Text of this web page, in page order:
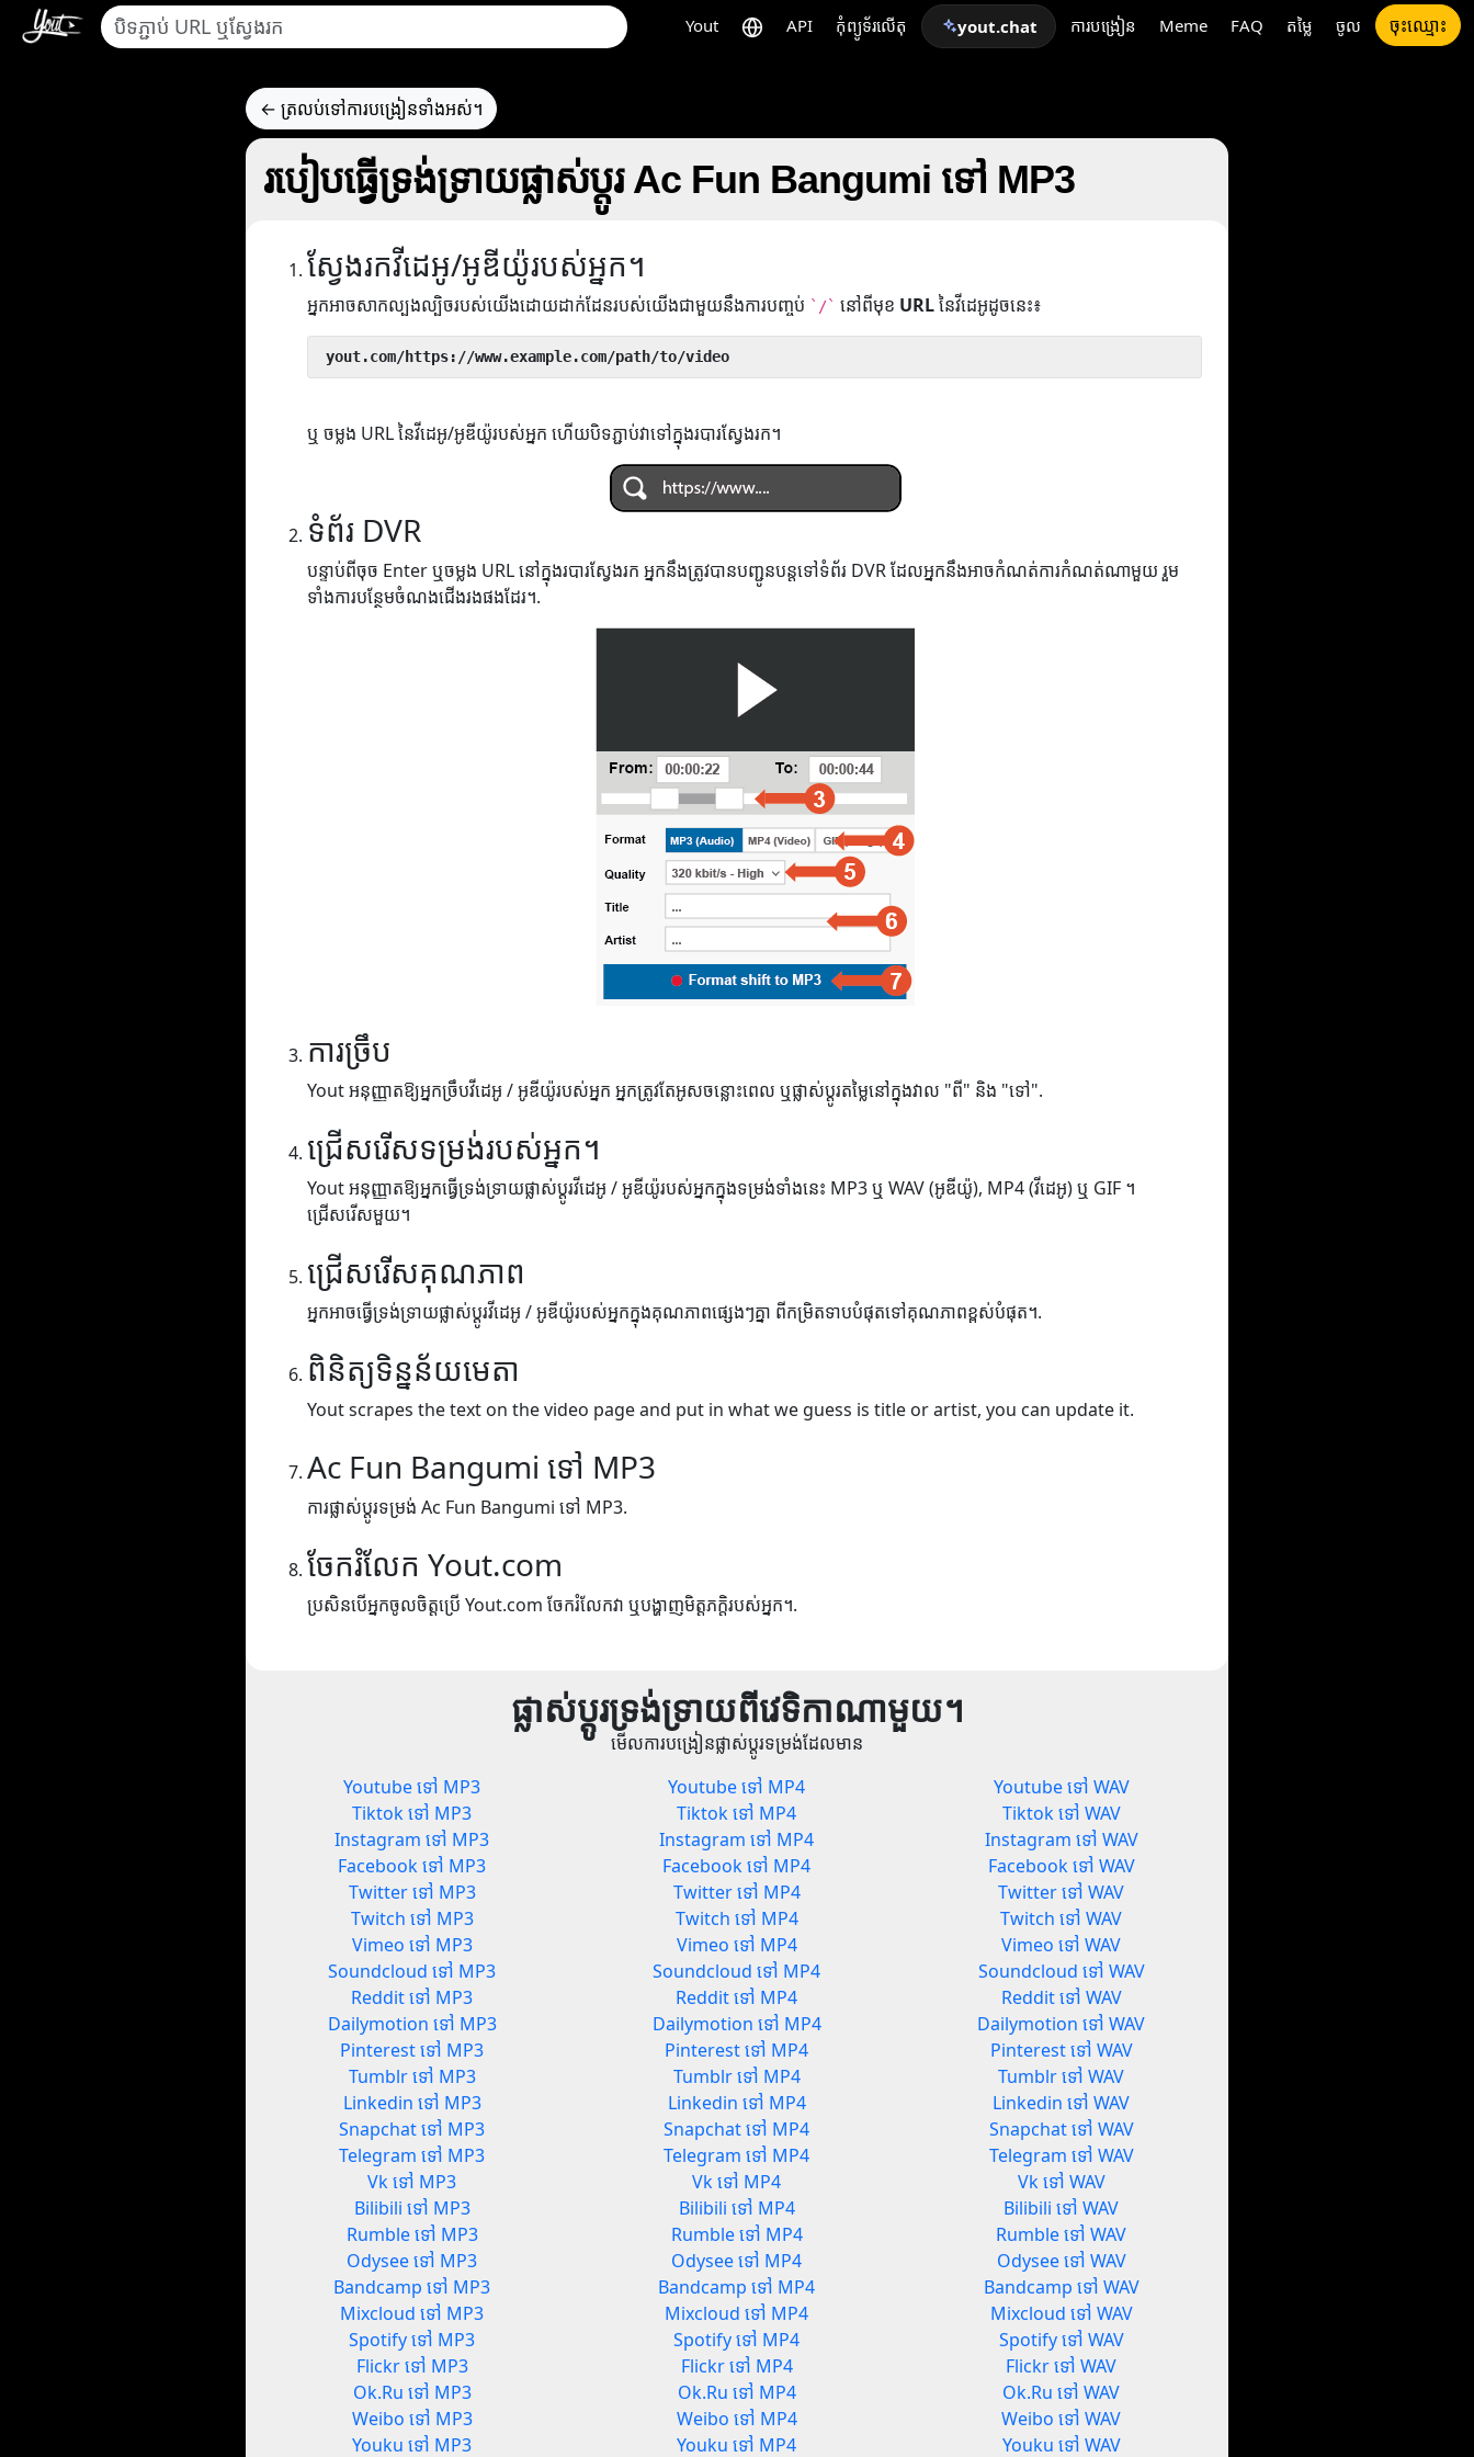
Yout API កុំព្យូទ័រលើតុ yout.chat ការបង្រៀន Meme FAQ តម្លៃ ចូល ចុះឈ្មោះ
← ត្រលប់ទៅការបង្រៀនទាំងអស់។
របៀបធ្វើទ្រង់ទ្រាយផ្លាស់ប្តូរ Ac Fun Bangumi ទៅ MP3
ស្វែងរកវីដេអូ/អូឌីយ៉ូរបស់អ្នក។
អ្នកអាចសាកល្បងល្បិចរបស់យើងដោយដាក់ដែនរបស់យើងជាមួយនឹងការបញ្ចប់ `/` នៅពីមុខ URLនៃវីដេអូដូចនេះ៖
yout.com/https://www.example.com/path/to/video
ឬ ចម្លង URL នៃវីដេអូ/អូឌីយ៉ូរបស់អ្នក ហើយបិទភ្ជាប់វាទៅក្នុងរបារស្វែងរក។
ទំព័រ DVR
បន្ទាប់ពីចុច Enter ឬចម្លង URL នៅក្នុងរបារស្វែងរក អ្នកនឹងត្រូវបានបញ្ជូនបន្តទៅទំព័រ DVR ដែលអ្នកនឹងអាចកំណត់ការកំណត់ណាមួយ រួម
ទាំងការបន្ថែមចំណងជើងរងផងដែរ។.
ការច្រឹប
Yout អនុញ្ញាតឱ្យអ្នកច្រឹបវីដេអូ / អូឌីយ៉ូរបស់អ្នក អ្នកត្រូវតែអូសចន្លោះពេល ឬផ្លាស់ប្តូរតម្លៃនៅក្នុងវាល "ពី" និង "ទៅ".
ជ្រើសរើសទម្រង់របស់អ្នក។
Yout អនុញ្ញាតឱ្យអ្នកធ្វើទ្រង់ទ្រាយផ្លាស់ប្តូរវីដេអូ / អូឌីយ៉ូរបស់អ្នកក្នុងទម្រង់ទាំងនេះ MP3 ឬ WAV (អូឌីយ៉ូ), MP4 (វីដេអូ) ឬ GIF ។
ជ្រើសរើសមួយ។
ជ្រើសរើសគុណភាព
អ្នកអាចធ្វើទ្រង់ទ្រាយផ្លាស់ប្តូរវីដេអូ / អូឌីយ៉ូរបស់អ្នកក្នុងគុណភាពផ្សេងៗគ្នា ពីកម្រិតទាបបំផុតទៅគុណភាពខ្ពស់បំផុត។.
ពិនិត្យទិន្នន័យមេតា
Yout scrapes the text on the video page and put in what we guess is title or artist, you can update it.
Ac Fun Bangumi ទៅ MP3
ការផ្លាស់ប្តូរទម្រង់ Ac Fun Bangumi ទៅ MP3.
ចែករំលែក Yout.com
ប្រសិនបើអ្នកចូលចិត្តប្រើ Yout.com ចែករំលែកវា ឬបង្ហាញមិត្តភក្តិរបស់អ្នក។.
ផ្លាស់ប្តូរទ្រង់ទ្រាយពីវេទិកាណាមួយ។
មើលការបង្រៀនផ្លាស់ប្តូរទម្រង់ដែលមាន
Youtube ទៅ MP3
Tiktok ទៅ MP3
Instagram ទៅ MP3
Facebook ទៅ MP3
Twitter ទៅ MP3
Twitch ទៅ MP3
Vimeo ទៅ MP3
Soundcloud ទៅ MP3
Reddit ទៅ MP3
Dailymotion ទៅ MP3
Pinterest ទៅ MP3
Tumblr ទៅ MP3
Linkedin ទៅ MP3
Snapchat ទៅ MP3
Telegram ទៅ MP3
Vk ទៅ MP3
Bilibili ទៅ MP3
Rumble ទៅ MP3
Odysee ទៅ MP3
Bandcamp ទៅ MP3
Mixcloud ទៅ MP3
Spotify ទៅ MP3
Flickr ទៅ MP3
Ok.Ru ទៅ MP3
Weibo ទៅ MP3
Youku ទៅ MP3
Youtube ទៅ MP4
Tiktok ទៅ MP4
Instagram ទៅ MP4
Facebook ទៅ MP4
Twitter ទៅ MP4
Twitch ទៅ MP4
Vimeo ទៅ MP4
Soundcloud ទៅ MP4
Reddit ទៅ MP4
Dailymotion ទៅ MP4
Pinterest ទៅ MP4
Tumblr ទៅ MP4
Linkedin ទៅ MP4
Snapchat ទៅ MP4
Telegram ទៅ MP4
Vk ទៅ MP4
Bilibili ទៅ MP4
Rumble ទៅ MP4
Odysee ទៅ MP4
Bandcamp ទៅ MP4
Mixcloud ទៅ MP4
Spotify ទៅ MP4
Flickr ទៅ MP4
Ok.Ru ទៅ MP4
Weibo ទៅ MP4
Youku ទៅ MP4
Youtube ទៅ WAV
Tiktok ទៅ WAV
Instagram ទៅ WAV
Facebook ទៅ WAV
Twitter ទៅ WAV
Twitch ទៅ WAV
Vimeo ទៅ WAV
Soundcloud ទៅ WAV
Reddit ទៅ WAV
Dailymotion ទៅ WAV
Pinterest ទៅ WAV
Tumblr ទៅ WAV
Linkedin ទៅ WAV
Snapchat ទៅ WAV
Telegram ទៅ WAV
Vk ទៅ WAV
Bilibili ទៅ WAV
Rumble ទៅ WAV
Odysee ទៅ WAV
Bandcamp ទៅ WAV
Mixcloud ទៅ WAV
Spotify ទៅ WAV
Flickr ទៅ WAV
Ok.Ru ទៅ WAV
Weibo ទៅ WAV
Youku ទៅ WAV